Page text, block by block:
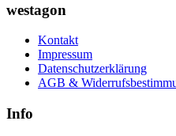
westagon
Kontakt
Impressum
Datenschutzerklärung
AGB &
Info